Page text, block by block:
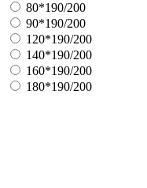
80*190/200
90*190/200
120*190/200
140*190/200
160*190/200
180*190/200